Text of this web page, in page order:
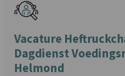
Vacature
Dagdienst
Helmond